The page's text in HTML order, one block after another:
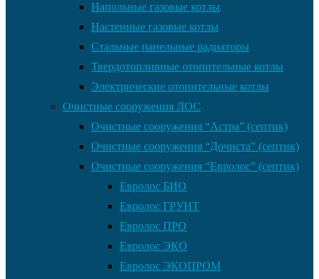
Напольные газовые котлы
Настенные газовые котлы
Стальные панельные радиаторы
Твердотопливные отопительные котлы
Электрические отопительные котлы
Очистные сооружения ЛОС
Очистные сооружения “Астра” (септик)
Очистные сооружения “Дочиста” (септик)
Очистные сооружения “Евролос” (септик)
Евролос БИО
Евролос ГРУНТ
Евролос ПРО
Евролос ЭКО
Евролос ЭКОПРОМ